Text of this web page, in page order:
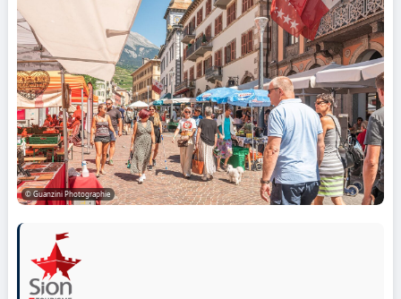
© Guanzini Photographie